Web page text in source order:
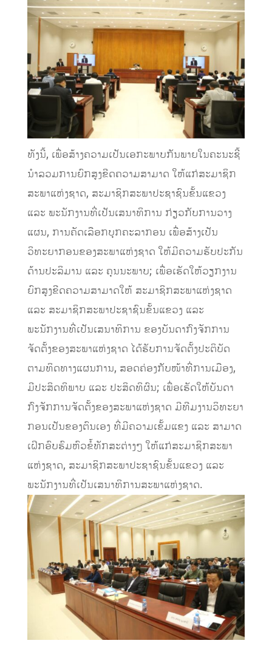
ທັງນີ້, ເພື່ອສ້າງຄວາມເປັນເອກະພາບກັນພາຍໃນຄະນະຊີ້
ນໍາລວມການຍົກສູງຂີດຄວາມສາມາດ ໃຫ້ແກ່ສະມາຊິກ
ສະພາແຫ່ງຊາດ, ສະມາຊິກສະພາປະຊາຊົນຂັ້ນແຂວງ
ແລະ ພະນັກງານທີ່ເປັນເສນາທິການ ກ່ຽວກັບການວາງ
ແຜນ, ການຄັດເລືອກບຸກຄະລາກອນ ເພື່ອສ້າງເປັນ
ວິທະຍາກອນຂອງສະພາແຫ່ງຊາດ ໃຫ້ມີຄວາມຮັບປະກັນ
ດ້ານປະລິມານ ແລະ ຄຸນນະພາບ; ເພື່ອເຮັດໃຫ້ວຽກງານ
ຍົກສູງຂີດຄວາມສາມາດໃຫ້ ສະມາຊິກສະພາແຫ່ງຊາດ
ແລະ ສະມາຊິກສະພາປະຊາຊົນຂັ້ນແຂວງ ແລະ
ພະນັກງານທີ່ເປັນເສນາທິການ ຂອງບັນດາກົງຈັກການ
ຈັດຕັ້ງຂອງສະພາແຫ່ງຊາດ ໄດ້ຮັບການຈັດຕັ້ງປະຕິບັດ
ຕາມທິດທາງແຜນການ, ສອດຄ່ອງກັບໜ້າທີ່ການເມືອງ,
ມີປະສິດທິພາບ ແລະ ປະສິດທິຜົນ; ເພື່ອເຮັດໃຫ້ບັນດາ
ກົງຈັກການຈັດຕັ້ງຂອງສະພາແຫ່ງຊາດ ມີທີມງານວິທະຍາ
ກອນເປັນຂອງຕົນເອງ ທີ່ມີຄວາມເຂັ້ມແຂງ ແລະ ສາມາດ
ເຝິກອົບຮົມຫົວຂໍ້ທັກສະຕ່າງໆ ໃຫ້ແກ່ສະມາຊິກສະພາ
ແຫ່ງຊາດ, ສະມາຊິກສະພາປະຊາຊົນຂັ້ນແຂວງ ແລະ
ພະນັກງານທີ່ເປັນເສນາທິການສະພາແຫ່ງຊາດ.